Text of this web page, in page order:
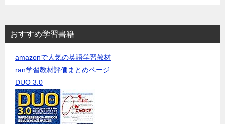
おすすめ学習書籍
amazonで人気の英語学習教材
ran学習教材評価まとめページ
DUO 3.0